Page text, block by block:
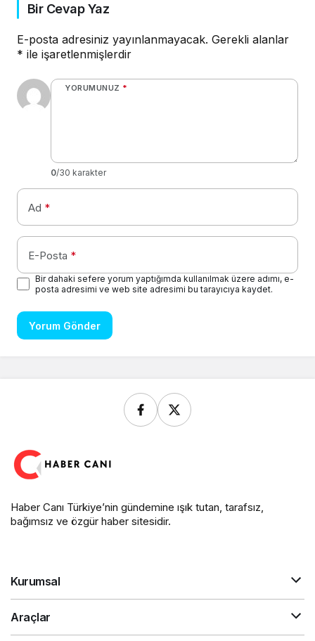
Bir Cevap Yaz
E-posta adresiniz yayınlanmayacak. Gerekli alanlar
* ile işaretlenmişlerdir
YORUMUNUZ *
0/30 karakter
Ad *
E-Posta *
Bir dahaki sefere yorum yaptığımda kullanılmak üzere adımı, e-
posta adresimi ve web site adresimi bu tarayıcıya kaydet.
Yorum Gönder
Haber Canı Türkiye’nin gündemine ışık tutan, tarafsız,
bağımsız ve özgür haber sitesidir.
Kurumsal
Araçlar